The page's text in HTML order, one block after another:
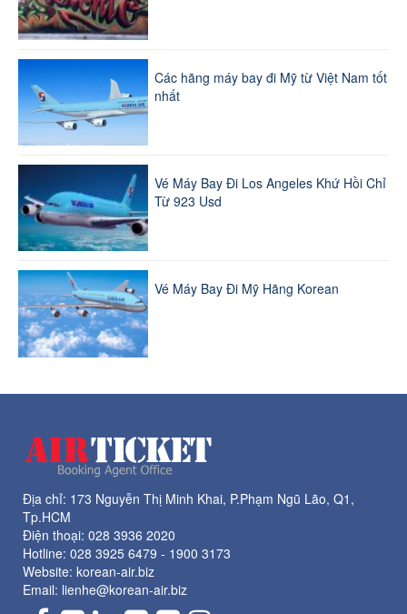
Các hãng máy bay đi Mỹ từ Việt Nam tốt
nhất
Vé Máy Bay Đi Los Angeles Khứ Hồi Chỉ
Từ 923 Usd
Vé Máy Bay Đi Mỹ Hãng Korean
Địa chỉ: 173 Nguyễn Thị Minh Khai, P.Phạm Ngũ Lão, Q1,
Tp.HCM
Điện thoại: 028 3936 2020
Hotline: 028 3925 6479 - 1900 3173
Website: korean-air.biz
Email: lienhe@korean-air.biz